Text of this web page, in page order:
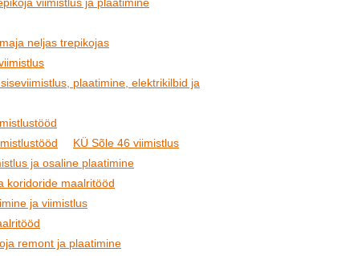
neljas trepikojas
plaatimine, elektrikilbid ja
KÜ Sõle 46 viimistlus
ja osaline plaatimine
koridoride maalritööd
ja viimistlus
remont ja plaatimine